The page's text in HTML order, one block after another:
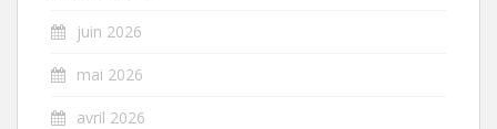
juin 2026
mai 2026
avril 2026